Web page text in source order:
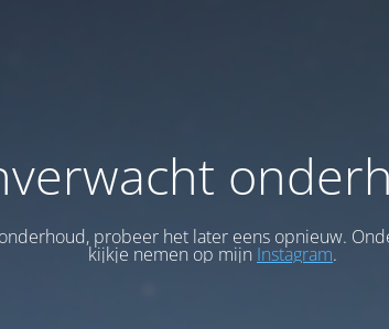
probeer het later eens opnieuw.
kijkje nemen op mijn Instagram.